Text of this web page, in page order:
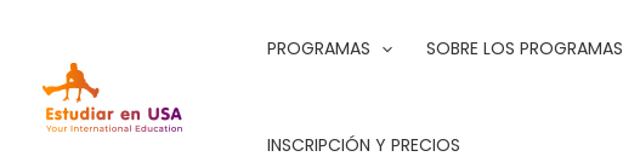
contenido
PROGRAMAS SOBRE LOS PROGRAMAS
INSCRIPCIÓN Y PRECIOS